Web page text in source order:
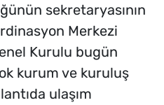
sekretaryasının
Merkezi
Kurulu bugün
kurum ve kuruluş
ulaşım